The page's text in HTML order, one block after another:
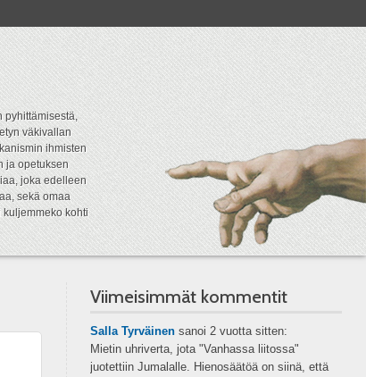
pyhittämisestä,
väkivallan
ihmisten
ja opetuksen
joka edelleen
sekä omaa
kuljemmeko kohti
Viimeisimmät kommentit
Salla Tyrväinensanoi 2 vuotta sitten:
Mietin uhriverta, jota "Vanhassa liitossa"
juotettiin Jumalalle. Hienosäätöä on siinä, että